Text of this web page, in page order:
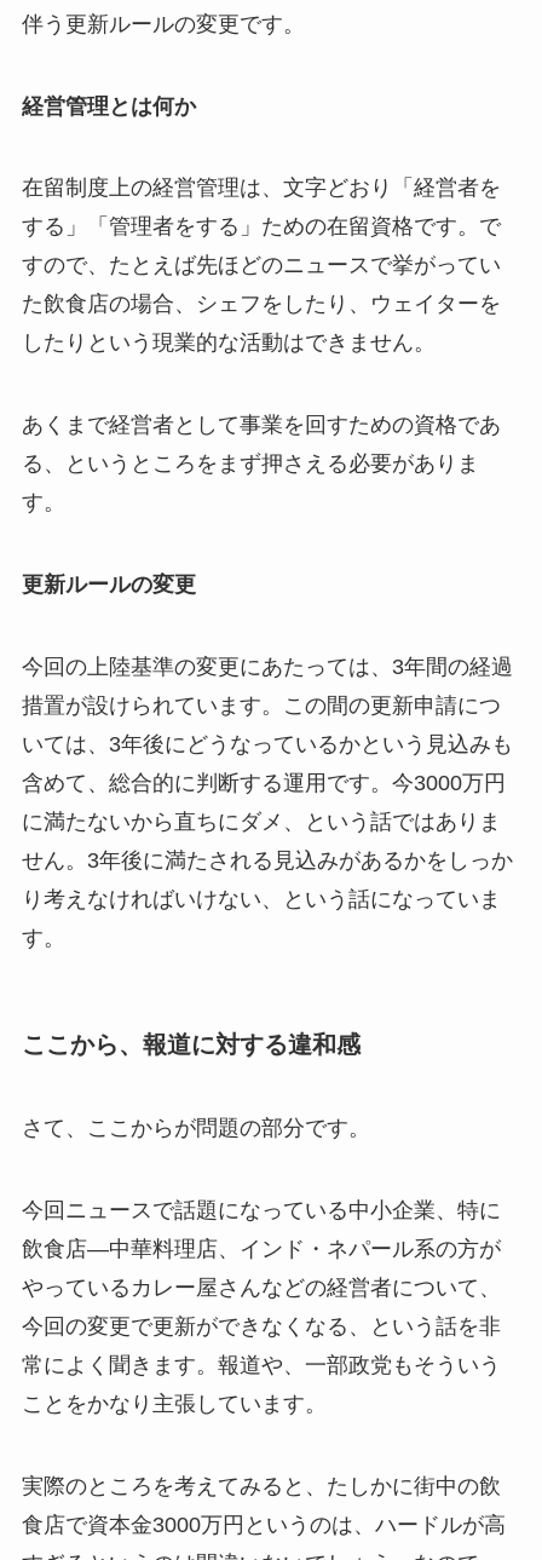
伴う更新ルールの変更です。
経営管理とは何か
在留制度上の経営管理は、文字どおり「経営者を
する」「管理者をする」ための在留資格です。で
すので、たとえば先ほどのニュースで挙がってい
た飲食店の場合、シェフをしたり、ウェイターを
したりという現業的な活動はできません。
あくまで経営者として事業を回すための資格であ
る、というところをまず押さえる必要がありま
す。
更新ルールの変更
今回の上陸基準の変更にあたっては、3年間の経過
措置が設けられています。この間の更新申請につ
いては、3年後にどうなっているかという見込みも
含めて、総合的に判断する運用です。今3000万円
に満たないから直ちにダメ、という話ではありま
せん。3年後に満たされる見込みがあるかをしっか
り考えなければいけない、という話になっていま
す。
ここから、報道に対する違和感
さて、ここからが問題の部分です。
今回ニュースで話題になっている中小企業、特に
飲食店—中華料理店、インド・ネパール系の方が
やっているカレー屋さんなどの経営者について、
今回の変更で更新ができなくなる、という話を非
常によく聞きます。報道や、一部政党もそういう
ことをかなり主張しています。
実際のところを考えてみると、たしかに街中の飲
食店で資本金3000万円というのは、ハードルが高